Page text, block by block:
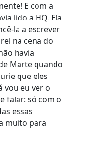
E com a
lido a HQ. Ela
la a escrever
na cena do
havia
Marte quando
que eles
vou eu ver o
falar: só com o
essas
muito para